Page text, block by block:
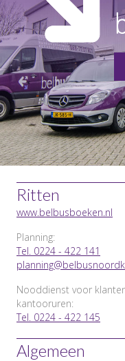
Ritten
www.belbusboeken.nl
Planning:
Tel. 0224 - 422 141
Nooddienst voor
kantooruren:
Tel. 0224 - 422 145
Algemeen